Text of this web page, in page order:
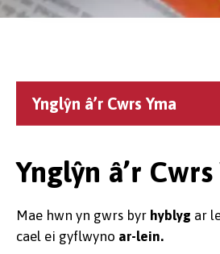
Ynglŷn â’r Cwrs Yma
Ynglŷn â’r Cwrs
Mae hwn yn gwrs byr hyblyg ar
cael ei gyflwyno ar-lein.